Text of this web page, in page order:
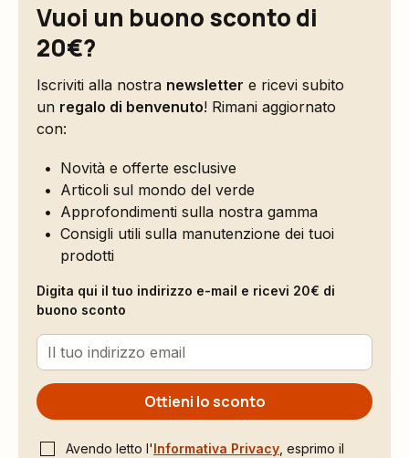
Vuoi un buono sconto di
20€?
Iscriviti alla nostra newsletter e ricevi subito
un regalo di benvenuto! Rimani aggiornato
con:
Novità e offerte esclusive
Articoli sul mondo del verde
Approfondimenti sulla nostra gamma
Consigli utili sulla manutenzione dei tuoi
prodotti
Digita qui il tuo indirizzo e-mail e ricevi 20€ di
buono sconto
Ottieni lo sconto
Avendo letto l'Informativa Privacy , esprimo il